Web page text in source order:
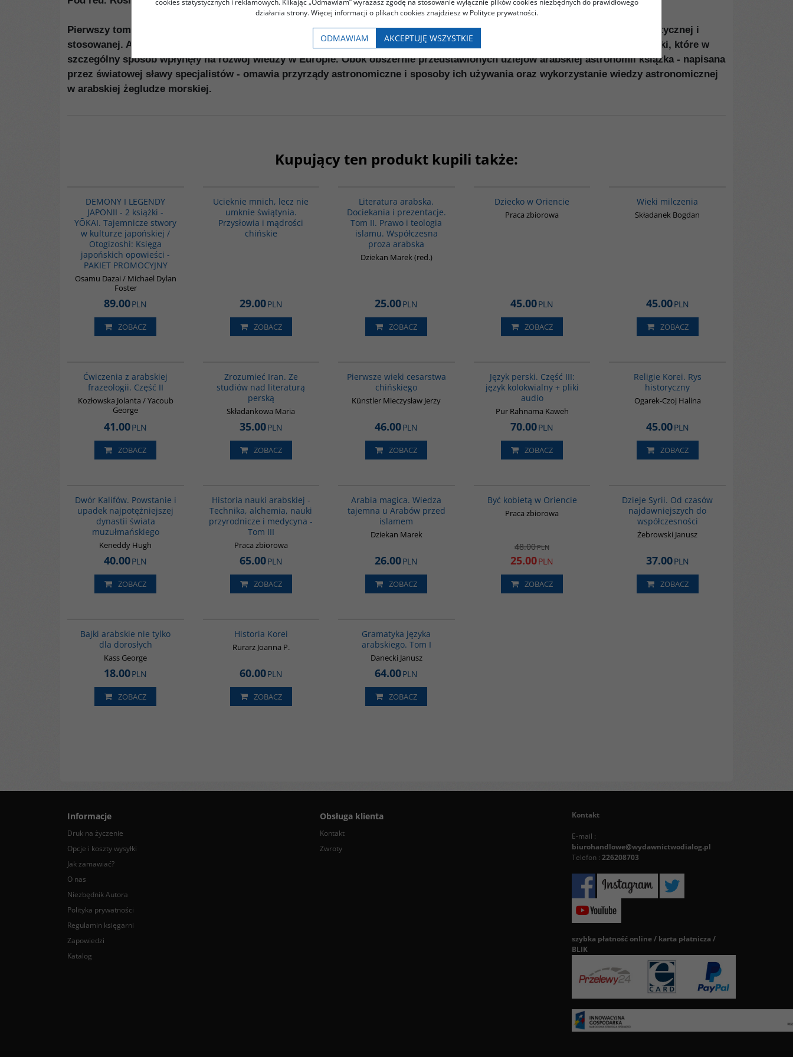
Pierwszy tom z trzytomowej Historii nauki arabskiej omawia w sposób systematyczny najważniejsze aspekty astronomii teoretycznej i
stosowanej. Astronomia cieszyła się ogromnym zainteresowaniem w arabskiej strefie kulturowej i należy do tych dziedzin nauki, które w
szczególny sposób wpłynęły na rozwój wiedzy w Europie. Obok obszernie przedstawionych dziejów arabskiej astronomii książka - napisana
przez światowej sławy specjalistów - omawia przyrządy astronomiczne i sposoby ich używania oraz wykorzystanie wiedzy astronomicznej
w arabskiej żegludze morskiej.
Kupujący ten produkt kupili także:
DEMONY I LEGENDY
JAPONII - 2 książki -
YŌKAI. Tajemnicze stwory
w kulturze japońskiej /
Otogizoshi: Księga
japońskich opowieści -
PAKIET PROMOCYJNY
Osamu Dazai / Michael Dylan
Foster
89.00PLN
ZOBACZ
Ucieknie mnich, lecz nie
umknie świątynia.
Przysłowia i mądrości
chińskie
29.00PLN
ZOBACZ
Literatura arabska.
Dociekania i prezentacje.
Tom II. Prawo i teologia
islamu. Współczesna
proza arabska
Dziekan Marek (red.)
25.00PLN
ZOBACZ
Dziecko w Oriencie
Praca zbiorowa
45.00PLN
ZOBACZ
Wieki milczenia
Składanek Bogdan
45.00PLN
ZOBACZ
Ćwiczenia z arabskiej
frazeologii. Część II
Kozłowska Jolanta / Yacoub
George
41.00PLN
ZOBACZ
Zrozumieć Iran. Ze
studiów nad literaturą
perską
Składankowa Maria
35.00PLN
ZOBACZ
Pierwsze wieki cesarstwa
chińskiego
Künstler Mieczysław Jerzy
46.00PLN
ZOBACZ
Język perski. Część III:
język kolokwialny + pliki
audio
Pur Rahnama Kaweh
70.00PLN
ZOBACZ
Religie Korei. Rys
historyczny
Ogarek-Czoj Halina
45.00PLN
ZOBACZ
Dwór Kalifów. Powstanie i
upadek najpotężniejszej
dynastii świata
muzułmańskiego
Keneddy Hugh
40.00PLN
ZOBACZ
Historia nauki arabskiej -
Technika, alchemia, nauki
przyrodnicze i medycyna -
Tom III
Praca zbiorowa
65.00PLN
ZOBACZ
Arabia magica. Wiedza
tajemna u Arabów przed
islamem
Dziekan Marek
26.00PLN
ZOBACZ
Być kobietą w Oriencie
Praca zbiorowa
48.00PLN
25.00PLN
ZOBACZ
Dzieje Syrii. Od czasów
najdawniejszych do
współczesności
Żebrowski Janusz
37.00PLN
ZOBACZ
Bajki arabskie nie tylko
dla dorosłych
Kass George
18.00PLN
ZOBACZ
Historia Korei
Rurarz Joanna P.
60.00PLN
ZOBACZ
Gramatyka języka
arabskiego. Tom I
Danecki Janusz
64.00PLN
ZOBACZ
Informacje
Druk na życzenie
Opcje i koszty wysyłki
Jak zamawiać?
O nas
Niezbędnik Autora
Polityka prywatności
Regulamin księgarni
Zapowiedzi
Katalog
Obsługa klienta
Kontakt
Zwroty
Kontakt
E-mail :
biurohandlowe@wydawnictwodialog.pl
Telefon : 226208703
szybka płatność online / karta płatnicza /
BLIK
działania strony. Więcej informacji o plikach cookies znajdziesz w Polityce prywatności.
ODMAWIAM AKCEPTUJĘ WSZYSTKIE